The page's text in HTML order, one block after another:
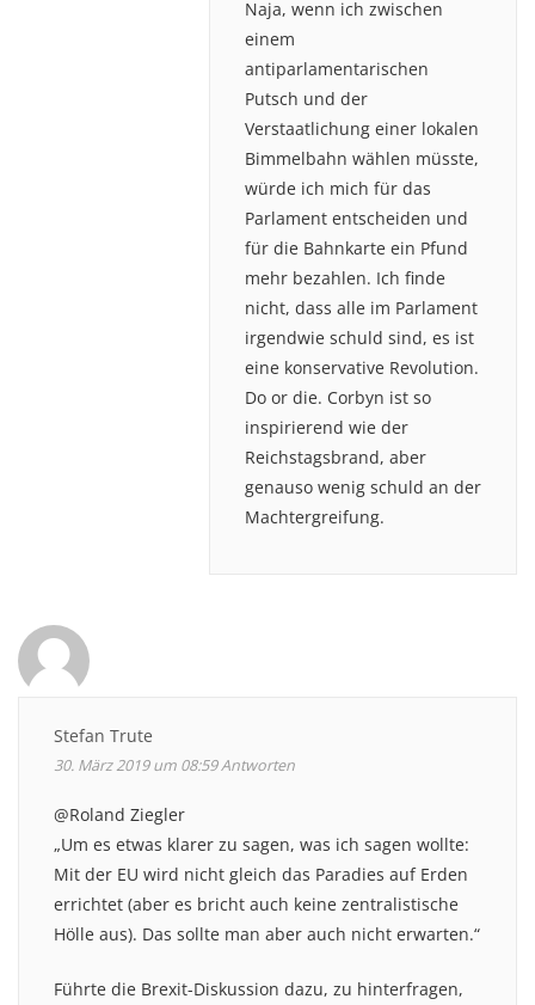
Naja, wenn ich zwischen
einem
antiparlamentarischen
Putsch und der
Verstaatlichung einer lokalen
Bimmelbahn wählen müsste,
würde ich mich für das
Parlament entscheiden und
für die Bahnkarte ein Pfund
mehr bezahlen. Ich finde
nicht, dass alle im Parlament
irgendwie schuld sind, es ist
eine konservative Revolution.
Do or die. Corbyn ist so
inspirierend wie der
Reichstagsbrand, aber
genauso wenig schuld an der
Machtergreifung.
Stefan Trute
30. März 2019 um 08:59Antworten
@Roland Ziegler
„Um es etwas klarer zu sagen, was ich sagen wollte:
Mit der EU wird nicht gleich das Paradies auf Erden
errichtet (aber es bricht auch keine zentralistische
Hölle aus). Das sollte man aber auch nicht erwarten.“
Führte die Brexit-Diskussion dazu, zu hinterfragen,